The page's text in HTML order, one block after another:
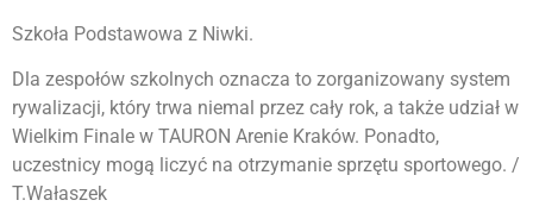
Szkoła Podstawowa z Niwki.
Dla zespołów szkolnych oznacza to zorganizowany system
rywalizacji, który trwa niemal przez cały rok, a także udział w
Wielkim Finale w TAURON Arenie Kraków. Ponadto,
uczestnicy mogą liczyć na otrzymanie sprzętu sportowego. /
T.Wałaszek